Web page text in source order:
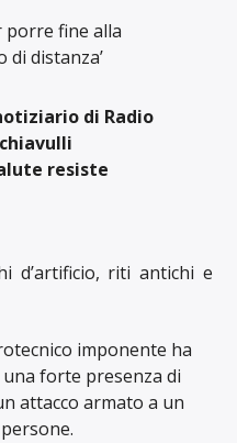
porre fine alla
di distanza’
di Radio
resiste
d’artificio, riti antichi e
imponente ha
forte presenza di
attacco armato a un